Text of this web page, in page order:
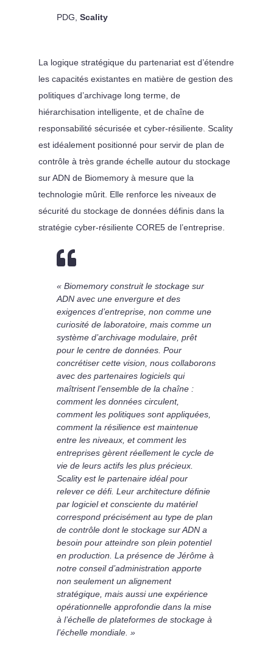
PDG Scality
La logique stratégique du partenariat est d’étendre
les capacités existantes en matière de gestion des
politiques d’archivage long terme, de
hiérarchisation intelligente, et de chaîne de
responsabilité sécurisée et cyber-résiliente. Scality
est idéalement positionné pour servir de plan de
contrôle à très grande échelle autour du stockage
sur ADN de Biomemory à mesure que la
technologie mûrit. Elle renforce les niveaux de
sécurité du stockage de données définis dans la
stratégie cyber-résiliente CORE5 de l’entreprise.

« Biomemory construit le stockage sur
ADN avec une envergure et des
exigences d’entreprise, non comme une
curiosité de laboratoire, mais comme un
système d’archivage modulaire, prêt
pour le centre de données. Pour
concrétiser cette vision, nous collaborons
avec des partenaires logiciels qui
maîtrisent l’ensemble de la chaîne :
comment les données circulent,
comment les politiques sont appliquées,
comment la résilience est maintenue
entre les niveaux, et comment les
entreprises gèrent réellement le cycle de
vie de leurs actifs les plus précieux.
Scality est le partenaire idéal pour
relever ce défi. Leur architecture définie
par logiciel et consciente du matériel
correspond précisément au type de plan
de contrôle dont le stockage sur ADN a
besoin pour atteindre son plein potentiel
en production. La présence de Jérôme à
notre conseil d’administration apporte
non seulement un alignement
stratégique, mais aussi une expérience
opérationnelle approfondie dans la mise
à l’échelle de plateformes de stockage à
l’échelle mondiale. »